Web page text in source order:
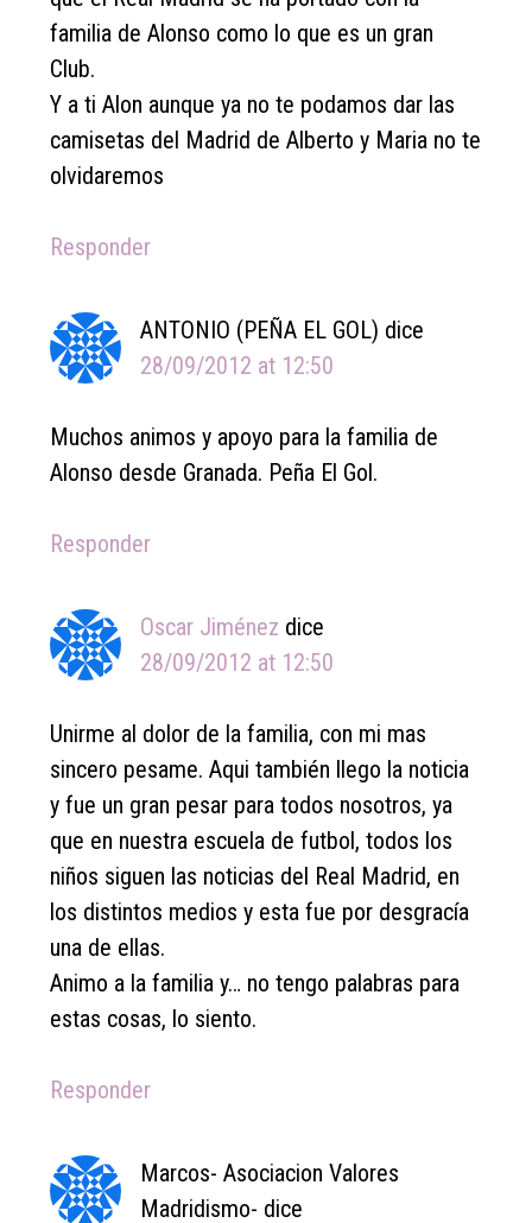
familia de Alonso como lo que es un gran
Club.
Y a ti Alon aunque ya no te podamos dar las
camisetas del Madrid de Alberto y Maria no te
olvidaremos
Responder
ANTONIO (PEÑA EL GOL) dice
28/09/2012 at 12:50
Muchos animos y apoyo para la familia de
Alonso desde Granada. Peña El Gol.
Responder
Oscar Jiménez dice
28/09/2012 at 12:50
Unirme al dolor de la familia, con mi mas
sincero pesame. Aqui también llego la noticia
y fue un gran pesar para todos nosotros, ya
que en nuestra escuela de futbol, todos los
niños siguen las noticias del Real Madrid, en
los distintos medios y esta fue por desgracía
una de ellas.
Animo a la familia y… no tengo palabras para
estas cosas, lo siento.
Responder
Marcos- Asociacion Valores
Madridismo- dice